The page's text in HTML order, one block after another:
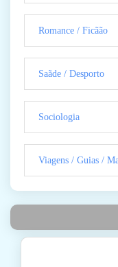
Romance / Ficãão
Saãde / Desporto
Sociologia
Viagens / Guias /